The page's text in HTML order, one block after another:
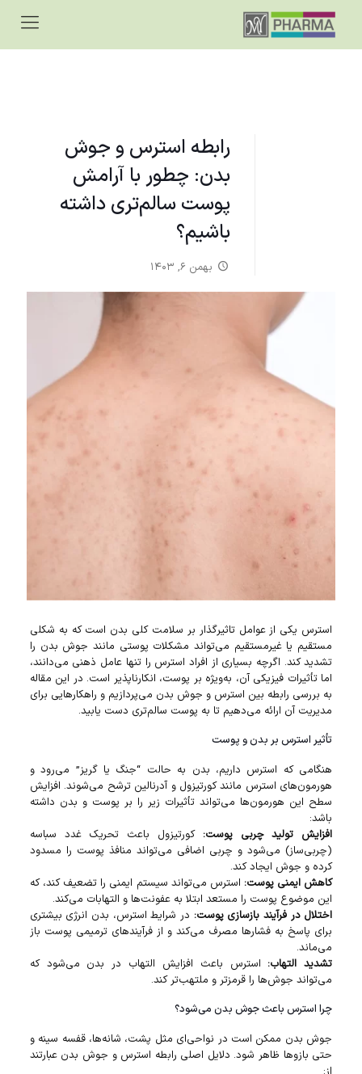
رابطه استرس و جوش
بدن: چطور با آرامش
پوست سالم‌تری داشته
باشیم؟
بهمن ۶, ۱۴۰۳
استرس یکی از عوامل تاثیرگذار بر سلامت کلی بدن است که به شکلی
مستقیم یا غیرمستقیم می‌تواند مشکلات پوستی مانند جوش بدن را
تشدید کند. اگرچه بسیاری از افراد استرس را تنها عامل ذهنی می‌دانند،
اما تأثیرات فیزیکی آن، به‌ویژه بر پوست، انکارناپذیر است. در این مقاله
به بررسی رابطه بین استرس و جوش بدن می‌پردازیم و راهکارهایی برای
مدیریت آن ارائه می‌دهیم تا به پوست سالم‌تری دست یابید.
تأثیر استرس بر بدن و پوست
هنگامی که استرس داریم، بدن به حالت “جنگ یا گریز” می‌رود و
هورمون‌های استرس مانند کورتیزول و آدرنالین ترشح می‌شوند. افزایش
سطح این هورمون‌ها می‌تواند تأثیرات زیر را بر پوست و بدن داشته
باشد:
افزایش تولید چربی پوست: کورتیزول باعث تحریک غدد سباسه
(چربی‌ساز) می‌شود و چربی اضافی می‌تواند منافذ پوست را مسدود
کرده و جوش ایجاد کند.
کاهش ایمنی پوست: استرس می‌تواند سیستم ایمنی را تضعیف کند، که
این موضوع پوست را مستعد ابتلا به عفونت‌ها و التهابات می‌کند.
اختلال در فرآیند بازسازی پوست: در شرایط استرس، بدن انرژی بیشتری
برای پاسخ به فشارها مصرف می‌کند و از فرآیندهای ترمیمی پوست باز
می‌ماند.
تشدید التهاب: استرس باعث افزایش التهاب در بدن می‌شود که
می‌تواند جوش‌ها را قرمزتر و ملتهب‌تر کند.
چرا استرس باعث جوش بدن می‌شود؟
جوش بدن ممکن است در نواحی‌ای مثل پشت، شانه‌ها، قفسه سینه و
حتی بازوها ظاهر شود. دلایل اصلی رابطه استرس و جوش بدن عبارتند